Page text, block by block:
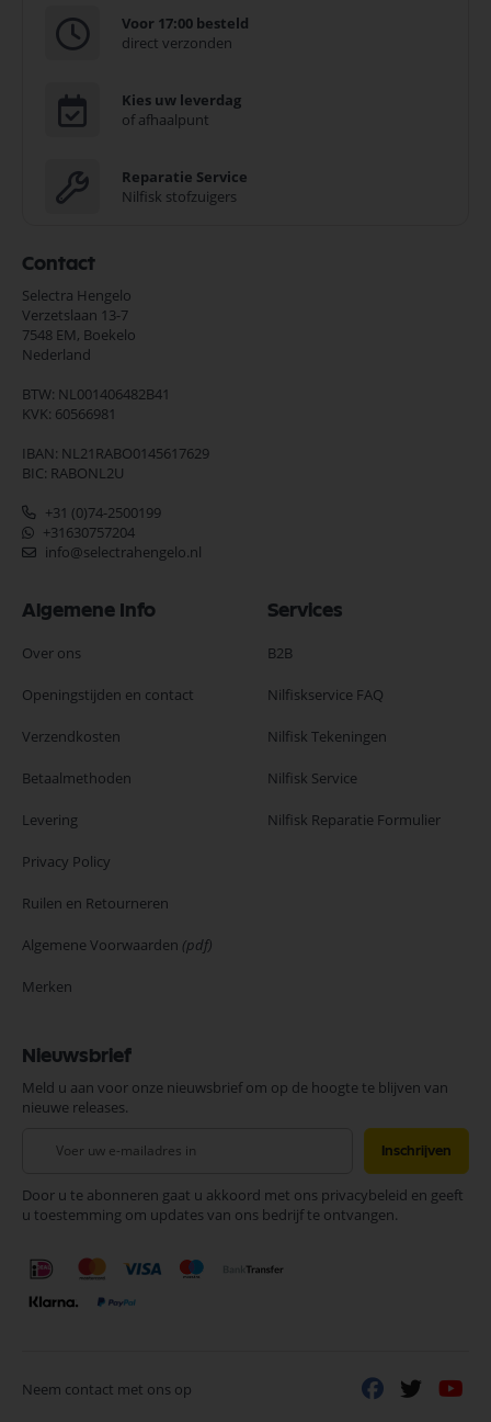
Voor 17:00 besteld
direct verzonden
Kies uw leverdag
of afhaalpunt
Reparatie Service
Nilfisk stofzuigers
Contact
Selectra Hengelo
Verzetslaan 13-7
7548 EM, Boekelo
Nederland
BTW: NL001406482B41
KVK: 60566981
IBAN: NL21RABO0145617629
BIC: RABONL2U
+31 (0)74-2500199
+31630757204
info@selectrahengelo.nl
Algemene Info
Over ons
Openingstijden en contact
Verzendkosten
Betaalmethoden
Levering
Privacy Policy
Ruilen en Retourneren
Algemene Voorwaarden (pdf)
Merken
Services
B2B
Nilfiskservice FAQ
Nilfisk Tekeningen
Nilfisk Service
Nilfisk Reparatie Formulier
Nieuwsbrief
Meld u aan voor onze nieuwsbrief om op de hoogte te blijven van
nieuwe releases.
onze
nieuwsbrief
Inschrijven
Door u te abonneren gaat u akkoord met ons privacybeleid en geeft
u toestemming om updates van ons bedrijf te ontvangen.
Neem contact met ons op